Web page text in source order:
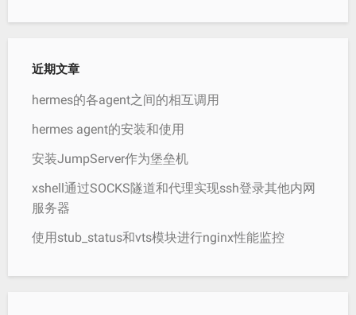
近期文章
hermes的各agent之间的相互调用
hermes agent的安装和使用
安装JumpServer作为堡垒机
xshell通过SOCKS隧道和代理实现ssh登录其他内网
服务器
使用stub_status和vts模块进行nginx性能监控